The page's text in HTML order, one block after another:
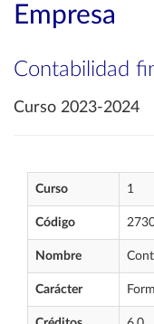
Empresa
Contabilidad
Curso 2023-2024
Curso 1
Código
Nombre
Carácter